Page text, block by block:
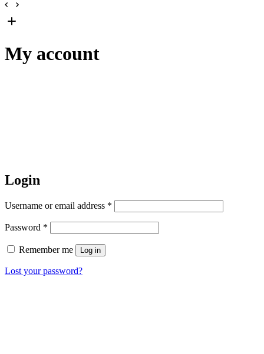
My account
Login
Username or email address *
Password *
Remember me Log in
Lost your password?